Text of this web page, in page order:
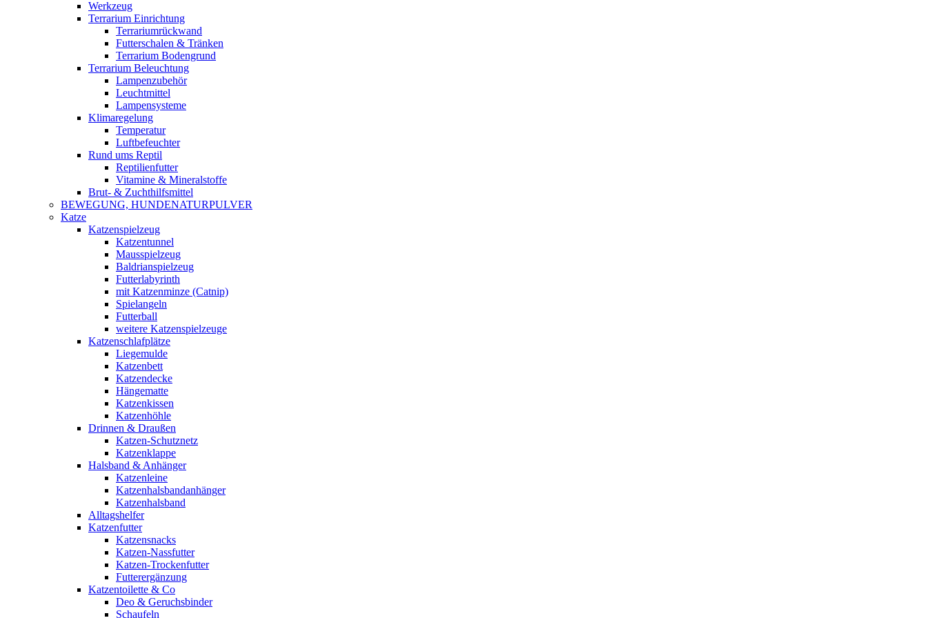
Werkzeug
Terrarium Einrichtung
Terrariumrückwand
Futterschalen & Tränken
Terrarium Bodengrund
Terrarium Beleuchtung
Lampenzubehör
Leuchtmittel
Lampensysteme
Klimaregelung
Temperatur
Luftbefeuchter
Rund ums Reptil
Reptilienfutter
Vitamine & Mineralstoffe
Brut- & Zuchthilfsmittel
BEWEGUNG, HUNDENATURPULVER
Katze
Katzenspielzeug
Katzentunnel
Mausspielzeug
Baldrianspielzeug
Futterlabyrinth
mit Katzenminze (Catnip)
Spielangeln
Futterball
weitere Katzenspielzeuge
Katzenschlafplätze
Liegemulde
Katzenbett
Katzendecke
Hängematte
Katzenkissen
Katzenhöhle
Drinnen & Draußen
Katzen-Schutznetz
Katzenklappe
Halsband & Anhänger
Katzenleine
Katzenhalsbandanhänger
Katzenhalsband
Alltagshelfer
Katzenfutter
Katzensnacks
Katzen-Nassfutter
Katzen-Trockenfutter
Futterergänzung
Katzentoilette & Co
Deo & Geruchsbinder
Schaufeln